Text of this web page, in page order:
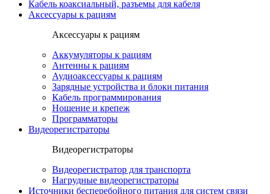
Кабель коаксиальный, разъемы для кабеля
Аксессуары к рациям
Аксессуары к рациям
Аккумуляторы к рациям
Антенны к рациям
Аудиоаксессуары к рациям
Зарядные устройства и блоки питания
Кабель программирования
Ношение и крепеж
Программаторы
Видеорегистраторы
Видеорегистраторы
Видеорегистратор для транспорта
Нагрудные видеорегистраторы
Источники бесперебойного питания для систем связи